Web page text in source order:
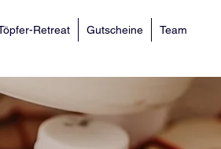
Retreat Gutscheine Team